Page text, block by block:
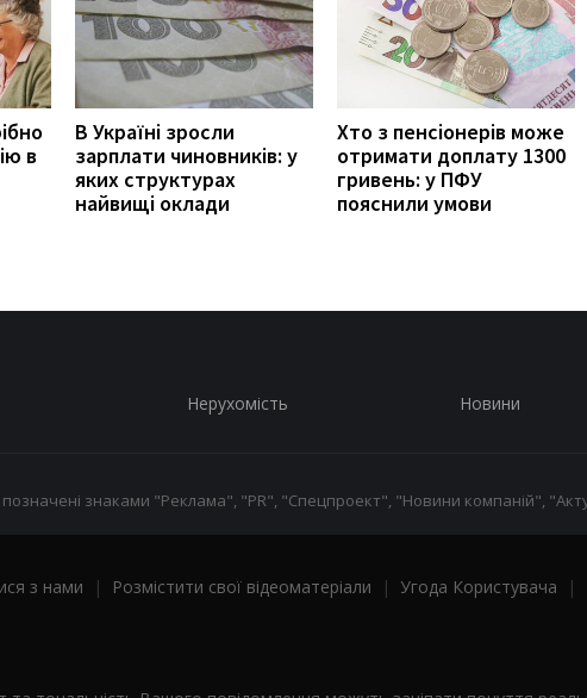
в
В Україні зросли
зарплати чиновників: у
яких структурах
найвищі оклади
Хто з пенсіонерів може
отримати доплату 1300
гривень: у ПФУ
пояснили умови
Нерухомість Новини
позначені знаками "Реклама", "PR", "Спецпроект", "Новини компаній",
з нами | Розмістити свої відеоматеріали | Угода Користувача |